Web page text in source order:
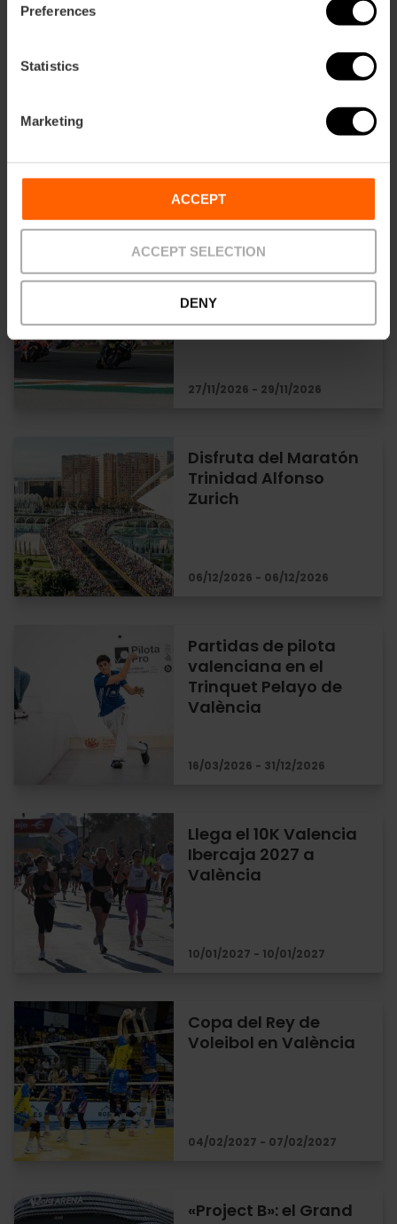
Preferences
Statistics
Marketing
ACCEPT
ACCEPT SELECTION
DENY
25/10/2026 - 25/10/2026
Windsurfer Festival
06/11/2026 - 08/11/2026
Gran Premio de
MotoGP 2026 en
València
27/11/2026 - 29/11/2026
Disfruta del Maratón
Trinidad Alfonso
Zurich
06/12/2026 - 06/12/2026
Partidas de pilota
valenciana en el
Trinquet Pelayo de
València
16/03/2026 - 31/12/2026
Llega el 10K Valencia
Ibercaja 2027 a
València
10/01/2027 - 10/01/2027
Copa del Rey de
Voleibol en València
04/02/2027 - 07/02/2027
«Project B»: el Grand